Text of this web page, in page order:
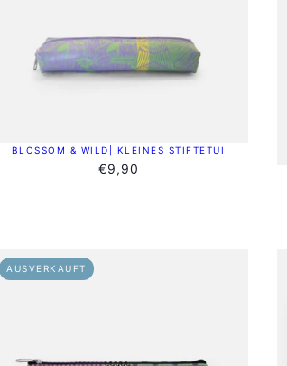
BLOSSOM & WILD| KLEINES STIFTETUI
€9,90
AUSVERKAUFT